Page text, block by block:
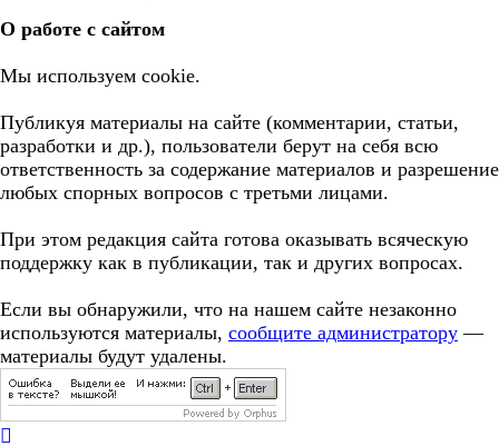
О работе с сайтом
Мы используем cookie.
Публикуя материалы на сайте (комментарии, статьи,
разработки и др.), пользователи берут на себя всю
ответственность за содержание материалов и разрешение
любых спорных вопросов с третьми лицами.
При этом редакция сайта готова оказывать всяческую
поддержку как в публикации, так и других вопросах.
Если вы обнаружили, что на нашем сайте незаконно
используются материалы, сообщите администратору —
материалы будут удалены.